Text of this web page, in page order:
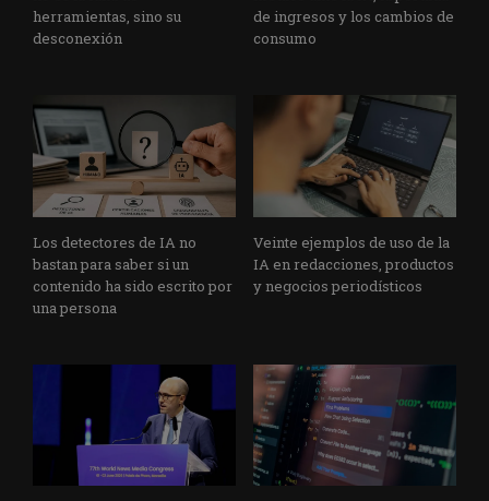
herramientas, sino su
desconexión
de ingresos y los cambios de
consumo
Los detectores de IA no
bastan para saber si un
contenido ha sido escrito por
una persona
Veinte ejemplos de uso de la
IA en redacciones, productos
y negocios periodísticos